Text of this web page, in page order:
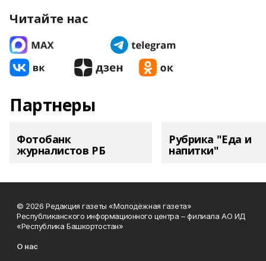
Читайте нас
Партнеры
Фотобанк
журналистов РБ
Рубрика "Еда и
напитки"
© 2026 Редакция газеты «Молодёжная газета»
Республиканского информационного центра – филиала АО ИД
«Республика Башкортостан»
О нас